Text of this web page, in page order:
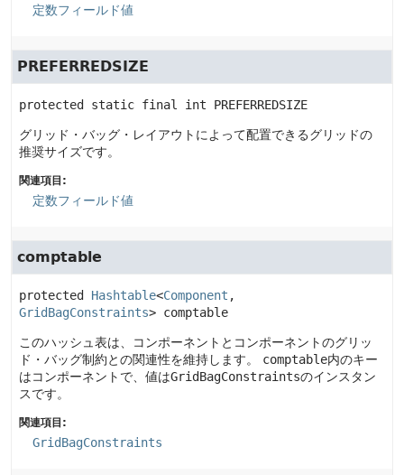
定数フィールド値
PREFERREDSIZE
protected static final int PREFERREDSIZE
グリッド・バッグ・レイアウトによって配置できるグリッドの
推奨サイズです。
関連項目:
定数フィールド値
comptable
protected Hashtable<Component
GridBagConstraints> comptable
このハッシュ表は、コンポーネントとコンポーネントのグリッ
ド・バッグ制約との関連性を維持します。
comptable内のキー
はコンポーネントで、値はGridBagConstraintsのインスタン
スです。
関連項目:
GridBagConstraints